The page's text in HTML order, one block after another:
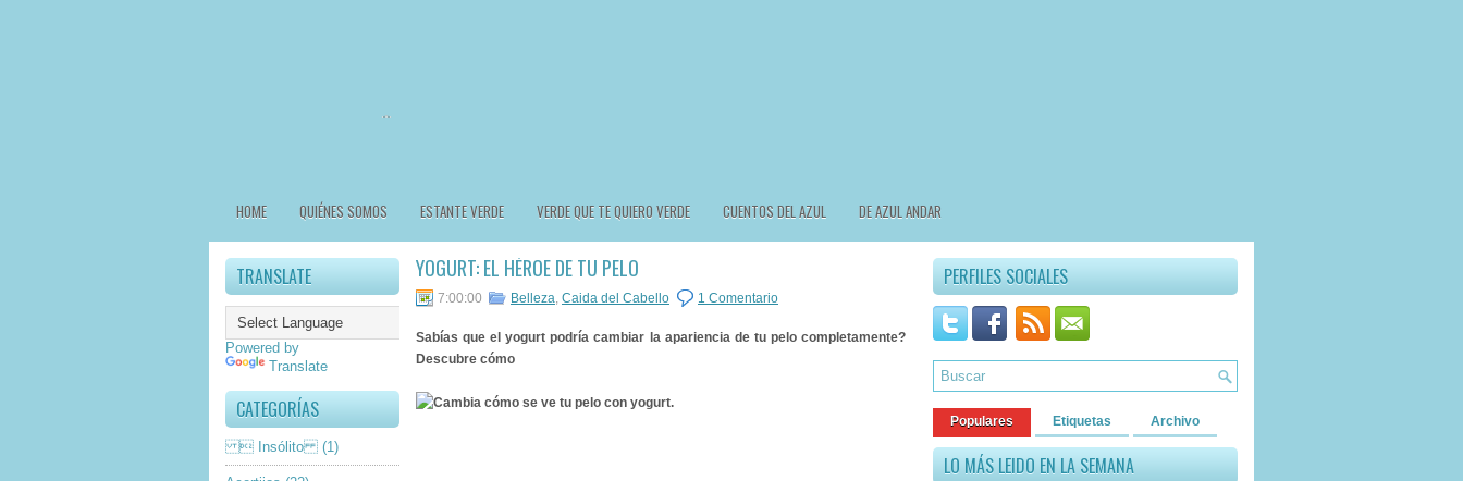
HOME QUIÉNES SOMOS ESTANTE VERDE VERDE QUE TE QUIERO VERDE CUENTOS DEL AZUL DE AZUL ANDAR
TRANSLATE
Powered by
Translate
CATEGORÍAS
 Insólito (1)
YOGURT: EL HÉROE DE TU PELO
7:00:00 Belleza, Caida del Cabello 1 Comentario
Sabías que el yogurt podría cambiar la apariencia de tu pelo completamente?
Descubre cómo
PERFILES SOCIALES
Populares Etiquetas Archivo
LO MÁS LEIDO EN LA SEMANA